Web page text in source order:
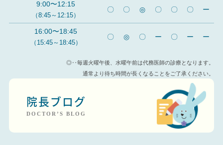
9:00〜12:15
（8:45～12:15）
〇 〇 ◎ 〇 〇 〇 ー
16:00〜18:45
（15:45～18:45）
〇 ◎ 〇 ー 〇 ー ー
◎‥毎週火曜午後、水曜午前は代務医師の診療となります。
通常より待ち時間が長くなることをご了承ください。
院長ブログ
DOCTOR’S BLOG